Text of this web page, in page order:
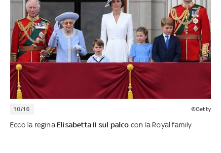
10/16 ©Getty
Ecco la regina Elisabetta II sul palco con la Royal family